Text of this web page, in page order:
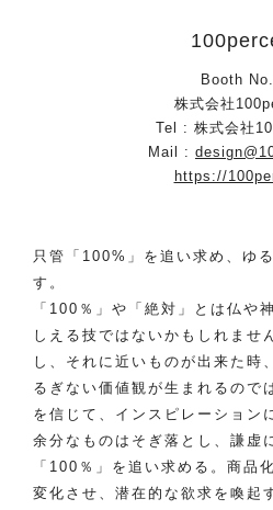
Booth
株式会社
Tel : 株式会社
Mail :
https://
只管「100%」を追い求め、ゆ
す。
「100％」や「絶対」とは仏や
しえる技ではないかもしれませ
し、それに近いものが出来た時
るぎない価値観が生まれるので
を信じて、インスピレーション
余分なものはそぎ落とし、謙虚
「100％」を追い求める。商品
変化させ、潜在的な欲求を喚起